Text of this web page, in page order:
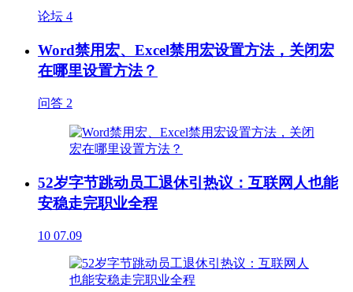
论坛 4
Word禁用宏、Excel禁用宏设置方法，关闭宏
在哪里设置方法？
问答 2
52岁字节跳动员工退休引热议：互联网人也能
安稳走完职业全程
10 07.09